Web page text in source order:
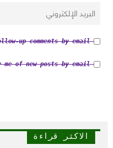
up comments by email.
of new posts by email.
الاكثر قراءة